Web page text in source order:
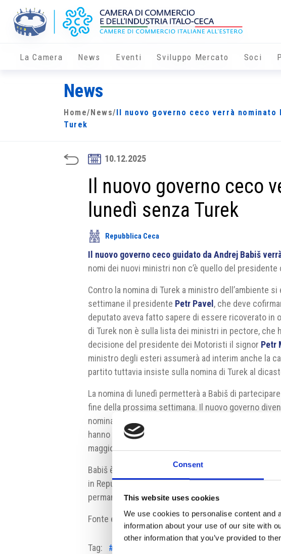
Consent
This website uses cookies
We use cookies to personalise content and
information about your use of our site with
other information that you’ve provided to
La Camera News Eventi Sviluppo Mercato Soci
News
Home/ News/
Il nuovo governo ceco verrà nominato
Turek
10.12.2025
Il nuovo governo ceco
lunedì senza Turek
Repubblica Ceca
Il nuovo governo ceco guidato da Andrej Babiš
nomi dei nuovi ministri non c’è quello del
Contro la nomina di Turek a ministro dell’ambiente
settimane il presidente Petr Pavel , che deve
deputato aveva fatto sapere di essere ricoverato in
di Turek non è sulla lista dei ministri in pectore, che
decisione del presidente dei Motoristi il signor Petr
ministro degli esteri assumerà ad interim anche la
partito tuttavia insiste sulla nomina di Turek al
La nomina di lunedì permetterà a Babiš di
fine della prossima settimana. Il nuovo governo
nomina, nonostante il voto di fiducia sia previsto
hanno tuttavia alla Camera dei Deputati, che da sola
maggioranza.
Babiš è già stato nominato nuovo premier martedì 9
in Repubblica Ceca a ritornare nella carica di primo
permanenza all’opposizione.
Fonte e fonte fotografia:hrad.cz
Tag: #Andrej Babiš